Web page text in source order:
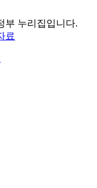
부 누리집입니다.
료